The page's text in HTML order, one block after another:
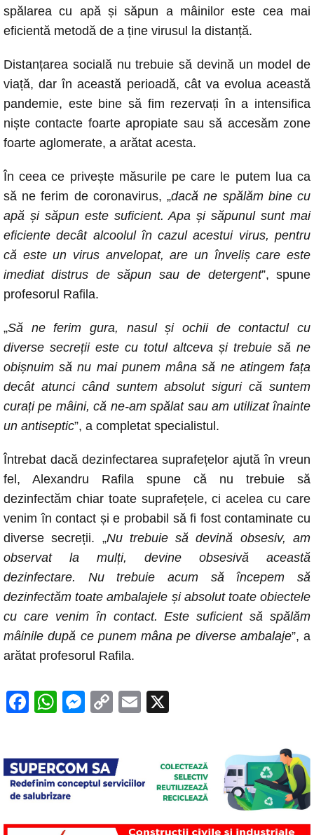
b
o
k
A
p
n
g
Li
n
spălarea cu apă și săpun a mâinilor este cea mai
eficientă metodă de a ține virusul la distanță.
Distanțarea socială nu trebuie să devină un model de
viață, dar în această perioadă, cât va evolua această
pandemie, este bine să fim rezervați în a intensifica
niște contacte foarte apropiate sau să accesăm zone
foarte aglomerate, a arătat acesta.
În ceea ce privește măsurile pe care le putem lua ca
să ne ferim de coronavirus, „dacă ne spălăm bine cu
apă și săpun este suficient. Apa și săpunul sunt mai
eficiente decât alcoolul în cazul acestui virus, pentru
că este un virus anvelopat, are un înveliș care este
imediat distrus de săpun sau de detergent”, spune
profesorul Rafila.
„Să ne ferim gura, nasul și ochii de contactul cu
diverse secreții este cu totul altceva și trebuie să ne
obișnuim să nu mai punem mâna să ne atingem fața
decât atunci când suntem absolut siguri că suntem
curați pe mâini, că ne-am spălat sau am utilizat înainte
un antiseptic”, a completat specialistul.
Întrebat dacă dezinfectarea suprafețelor ajută în vreun
fel, Alexandru Rafila spune că nu trebuie să
dezinfectăm chiar toate suprafețele, ci acelea cu care
venim în contact și e probabil să fi fost contaminate cu
diverse secreții. „Nu trebuie să devină obsesiv, am
observat la mulți, devine obsesivă această
dezinfectare. Nu trebuie acum să începem să
dezinfectăm toate ambalajele și absolut toate obiectele
cu care venim în contact. Este suficient să spălăm
mâinile după ce punem mâna pe diverse ambalaje”, a
arătat profesorul Rafila.
F
e
b
W
s
A
M
e
n
C
y
Li
E